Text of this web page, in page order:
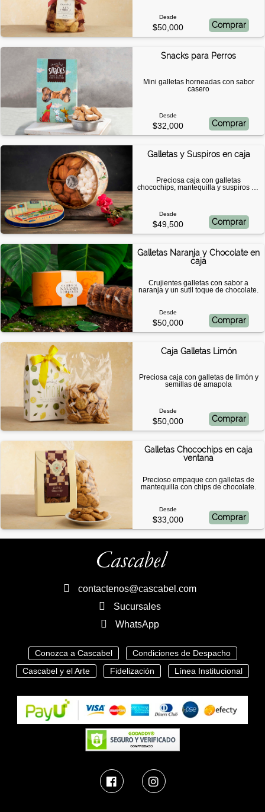
Desde
$50,000 Comprar
Snacks para Perros
Mini galletas horneadas con sabor
casero
Desde
$32,000 Comprar
Galletas y Suspiros en caja
Preciosa caja con galletas
chocochips, mantequilla y suspiros de
Desde
$49,500 Comprar
Galletas Naranja y Chocolate en
caja
Crujientes galletas con sabor a
naranja y un sutil toque de chocolate.
Desde
$50,000 Comprar
Caja Galletas Limón
Preciosa caja con galletas de limón y
semillas de amapola
Desde
$50,000 Comprar
Galletas Chocochips en caja
ventana
Precioso empaque con galletas de
mantequilla con chips de chocolate.
Desde
$33,000 Comprar
contactenos@cascabel.com
Sucursales
WhatsApp
Conozca a Cascabel
Condiciones de Despacho
Cascabel y el Arte
Fidelización Línea Institucional